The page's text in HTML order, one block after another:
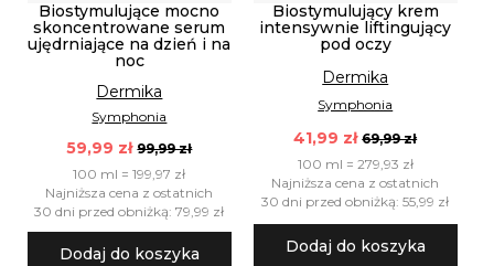
Biostymulujące mocno
skoncentrowane serum
ujędrniające na dzień i na
noc
Dermika
Symphonia
59,99 zł 99,99 zł
100 ml = 199,97 zł
Najniższa cena z ostatnich
30 dni przed obniżką: 79,99 zł
Dodaj do koszyka
Biostymulujący krem
intensywnie liftingujący
pod oczy
Dermika
Symphonia
41,99 zł 69,99 zł
100 ml = 279,93 zł
Najniższa cena z ostatnich
30 dni przed obniżką: 55,99 zł
Dodaj do koszyka